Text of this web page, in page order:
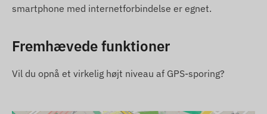
smartphone med internetforbindelse er egnet.
Fremhævede funktioner
Vil du opnå et virkelig højt niveau af GPS-sporing?